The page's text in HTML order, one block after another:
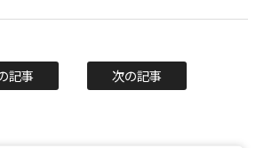
記事 次の記事